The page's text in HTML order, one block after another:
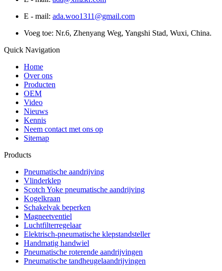
E - mail: ada.woo1311@gmail.com
Voeg toe: Nr.6, Zhenyang Weg, Yangshi Stad, Wuxi, China.
Quick Navigation
Home
Over ons
Producten
OEM
Video
Nieuws
Kennis
Neem contact met ons op
Sitemap
Products
Pneumatische aandrijving
Vlinderklep
Scotch Yoke pneumatische aandrijving
Kogelkraan
Schakelvak beperken
Magneetventiel
Luchtfilterregelaar
Elektrisch-pneumatische klepstandsteller
Handmatig handwiel
Pneumatische roterende aandrijvingen
Pneumatische tandheugelaandrijvingen